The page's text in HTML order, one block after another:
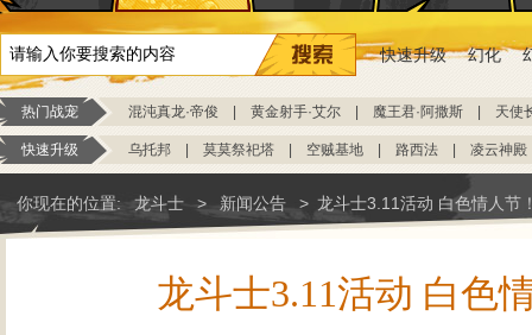
快速升级 幻化
热门战宠 混沌真龙·帝俊 黄金射手·艾尔 魔王君·阿撒斯 天使
快速升级 乌托邦 莫莫祭祀塔 空贼基地 路西法 凌云神殿
你现在的位置: 龙斗士 > 新闻公告 > 龙斗士3.11活动 白色情人节
龙斗士3.11活动 白色